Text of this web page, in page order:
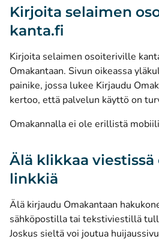
Kirjoita selaimen
kanta.fi
Kirjoita selaimen osoiteriville
Omakantaan. Sivun oikeassa
painike, jossa lukee Kirjaudu
kertoo, että palvelun käyttö on
Omakannalla ei ole erillistä
Älä klikkaa viestissä
linkkiä
Älä kirjaudu Omakantaan
sähköpostilla tai tekstiviestillä
Joskus sieltä voi joutua